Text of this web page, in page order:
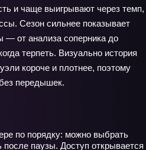
и чаще выигрывают через темп,
Сезон сильнее показывает
— от анализа соперника до
терпеть. Визуально история
короче и плотнее, поэтому
передышек.
по порядку: можно выбрать
паузы. Доступ открывается